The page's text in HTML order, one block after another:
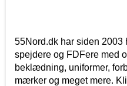
55Nord.dk har siden 2003
spejdere og FDFere med
beklædning, uniformer,
mærker og meget mere.